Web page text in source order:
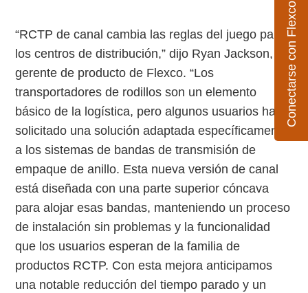
Conectarse con Flexco
“RCTP de canal cambia las reglas del juego para
los centros de distribución,” dijo Ryan Jackson,
gerente de producto de Flexco. “Los
transportadores de rodillos son un elemento
básico de la logística, pero algunos usuarios han
solicitado una solución adaptada específicamente
a los sistemas de bandas de transmisión de
empaque de anillo. Esta nueva versión de canal
está diseñada con una parte superior cóncava
para alojar esas bandas, manteniendo un proceso
de instalación sin problemas y la funcionalidad
que los usuarios esperan de la familia de
productos RCTP. Con esta mejora anticipamos
una notable reducción del tiempo parado y un